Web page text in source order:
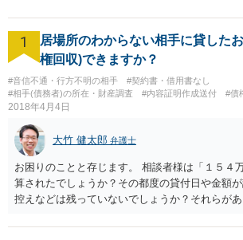
1
居場所のわからない相手に貸した
権回収)できますか？
#音信不通・行方不明の相手
#契約書・借用書なし
#相手(債務者)の所在・財産調査
#内容証明作成送付 #債
2018年4月4日
大竹 健太郎 弁護士
お困りのことと存じます。 相談者様は「１５４
算されたでしょうか？その都度の貸付日や金額
控えなどは残っていないでしょうか？それらが
です。 彼の住所については住民票上の住所であ